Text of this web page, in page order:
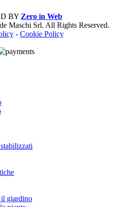
BY Zero in Web
Maschi Srl. All Rights Reserved.
- Cookie Policy
il giardino